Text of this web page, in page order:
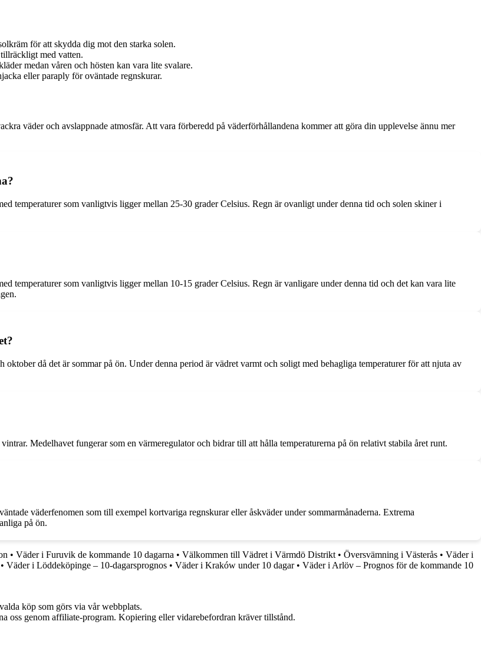
för att skydda dig mot den starka solen.
med vatten.
medan våren och hösten kan vara lite svalare.
eller paraply för oväntade regnskurar.
väder och avslappnade atmosfär. Att vara förberedd på väderförhållandena kommer att göra din upplevelse ännu mer
temperaturer som vanligtvis ligger mellan 25-30 grader Celsius. Regn är ovanligt under denna tid och solen skiner i
temperaturer som vanligtvis ligger mellan 10-15 grader Celsius. Regn är vanligare under denna tid och det kan vara lite
då det är sommar på ön. Under denna period är vädret varmt och soligt med behagliga temperaturer för att njuta av
Medelhavet fungerar som en värmeregulator och bidrar till att hålla temperaturerna på ön relativt stabila året runt.
väderfenomen som till exempel kortvariga regnskurar eller åskväder under sommarmånaderna. Extrema
på ön.
• Väder i Furuvik de kommande 10 dagarna • Välkommen till Vädret i Värmdö Distrikt• Översvämning i Västerås • Väder i
• Väder i Löddeköpinge – 10-dagarsprognos • Väder i Kraków under 10 dagar• Väder i Arlöv – Prognos för de kommande 10
köp som görs via vår webbplats.
oss genom affiliate-program. Kopiering eller vidarebefordran kräver tillstånd.